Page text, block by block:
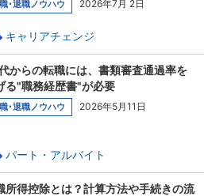
･退職ノウハウ 2026年7月 2日
キャリアチェンジ
からの転職には、書類審査通過率を
る"職務経歴書"が必要
･退職ノウハウ 2026年5月11日
パート・アルバイト
所得控除とは？計算方法や手続きの流